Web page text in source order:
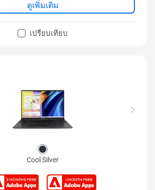
ดูเพิ่มเติม
เปรียบเทียบ
Cool Silver